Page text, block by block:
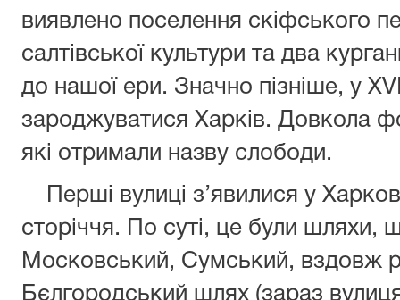
виявлено поселення скіфського
салтівської культури та два
до нашої ери. Значно пізніше, у
зароджуватися Харків. Довкола
які отримали назву слободи.
Перші вулиці з’явилися у
сторіччя. По суті, це були шляхи,
Московський, Сумський, вздовж
Бєлгородський шлях (зараз